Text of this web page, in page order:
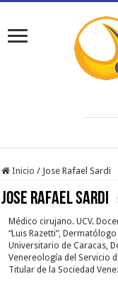
Inicio / Jose Rafael Sardi
Jose Rafael Sardi
Médico cirujano. UCV.
“Luis Razetti”,
Universitario de Caracas,
Venereología del Servicio
Titular de la Sociedad